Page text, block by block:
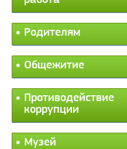
Родителям
Общежитие
Противодействие
коррупции
Музей